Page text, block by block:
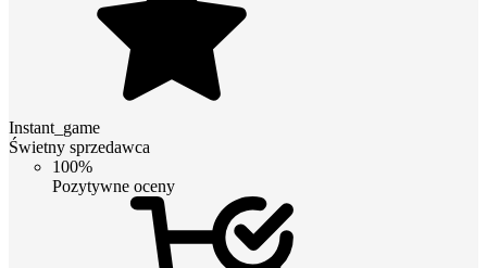
Instant_game
Świetny sprzedawca
100%
Pozytywne oceny